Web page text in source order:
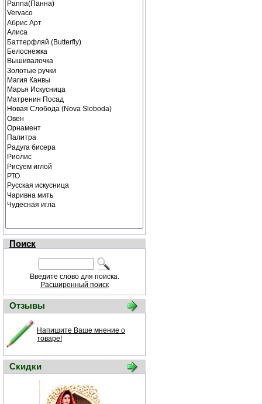
Поиск
Введите слово для поиска.
Расширенный поиск
Отзывы
Напишите Ваше мнение о
товаре!
Скидки